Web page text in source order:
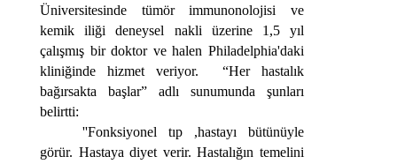
Üniversitesinde tümör immunonolojisi ve
kemik iliği deneysel nakli üzerine 1,5 yıl
çalışmış bir doktor ve halen Philadelphia'daki
kliniğinde hizmet veriyor. “Her hastalık
bağırsakta başlar” adlı sunumunda şunları
belirtti:
''Fonksiyonel tıp ,hastayı bütünüyle
görür. Hastaya diyet verir. Hastalığın temelini